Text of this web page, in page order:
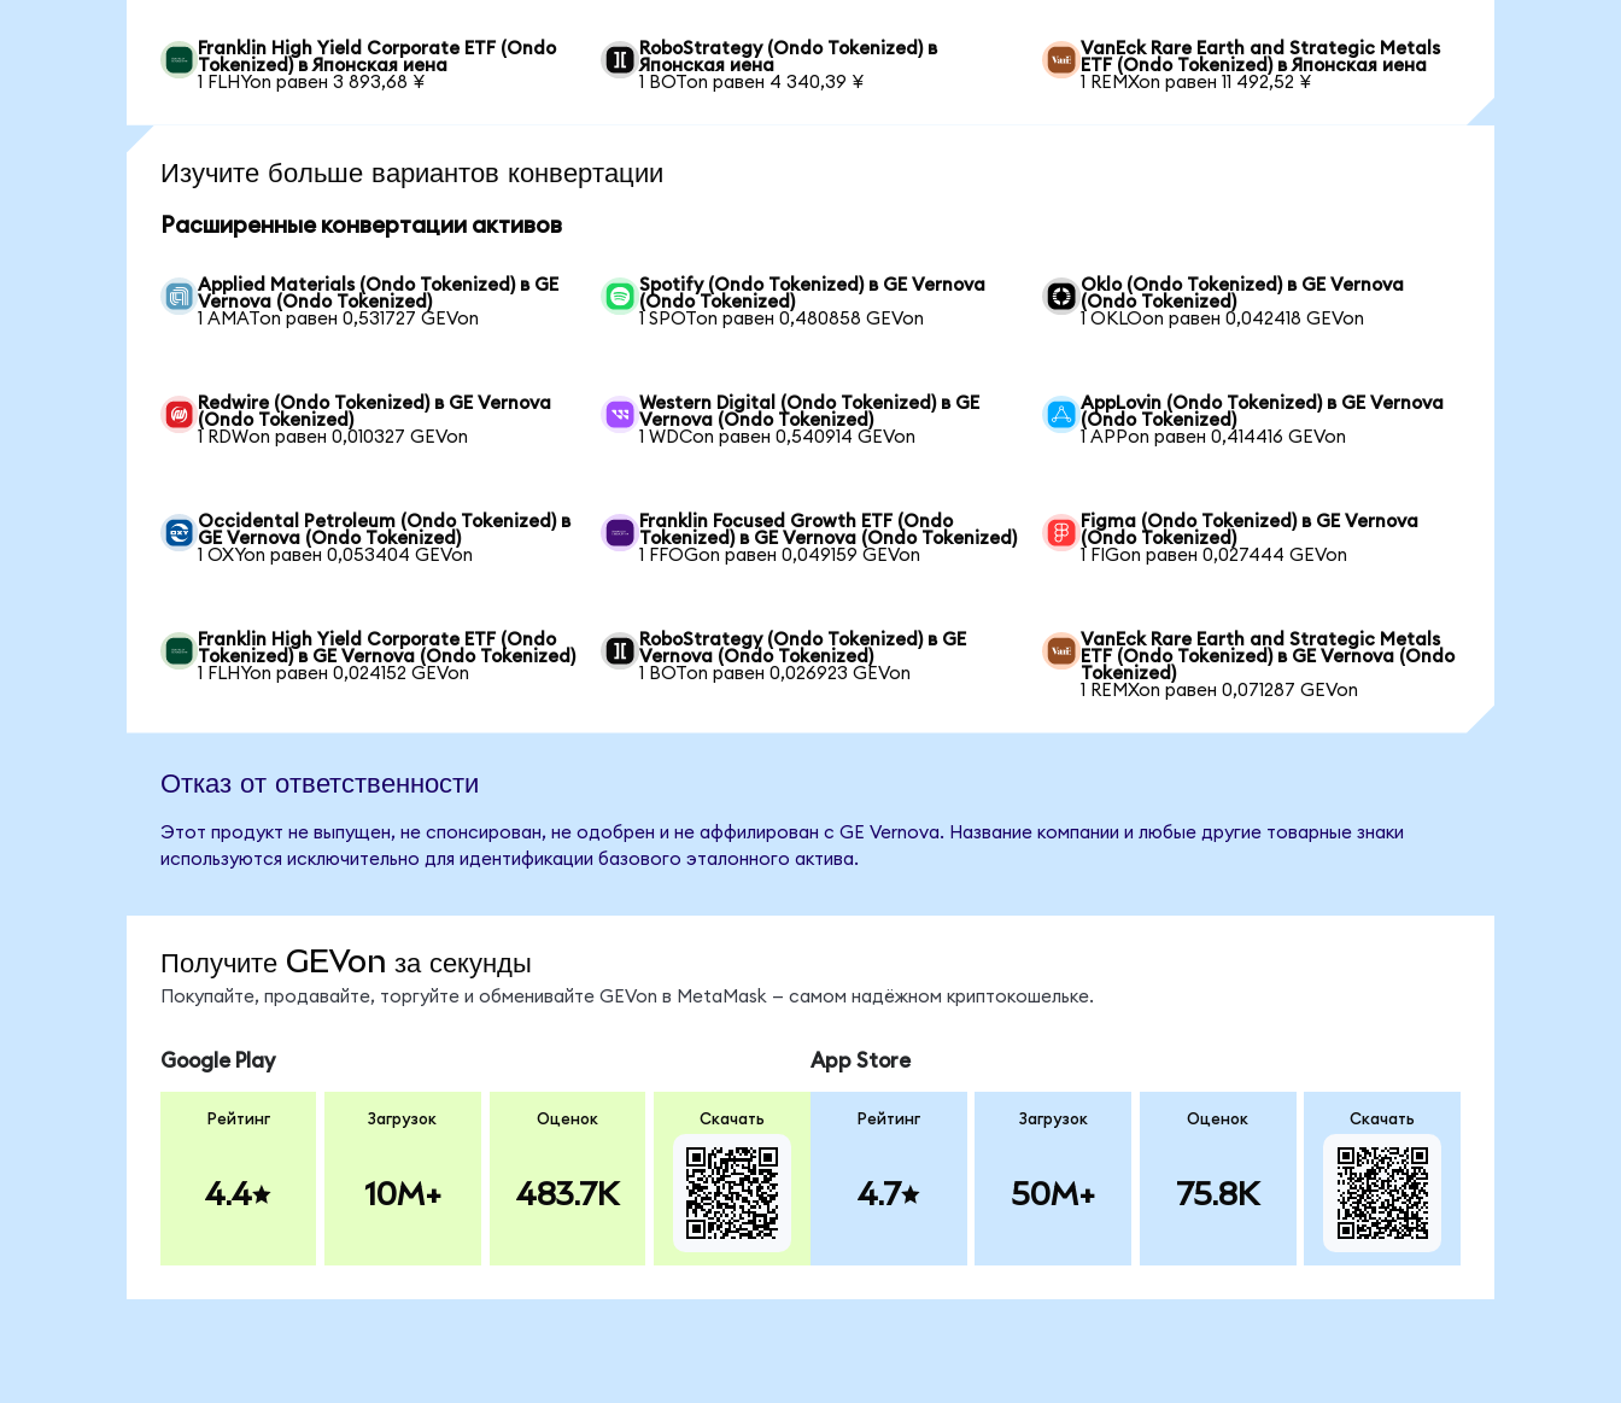
Franklin High Yield Corporate ETF (Ondo
Tokenized) в Японская иена
1 FLHYon равен 3 893,68 ¥
RoboStrategy (Ondo Tokenized) в
Японская иена
1 BOTon равен 4 340,39 ¥
VanEck Rare Earth and Strategic Metals
ETF (Ondo Tokenized) в Японская иена
1 REMXon равен 11 492,52 ¥
Изучите больше вариантов конвертации
Расширенные конвертации активов
Applied Materials (Ondo Tokenized) в GE
Vernova (Ondo Tokenized)
1 AMATon равен 0,531727 GEVon
Spotify (Ondo Tokenized) в GE Vernova
(Ondo Tokenized)
1 SPOTon равен 0,480858 GEVon
Oklo (Ondo Tokenized) в GE Vernova
(Ondo Tokenized)
1 OKLOon равен 0,042418 GEVon
Redwire (Ondo Tokenized) в GE Vernova
(Ondo Tokenized)
1 RDWon равен 0,010327 GEVon
Western Digital (Ondo Tokenized) в GE
Vernova (Ondo Tokenized)
1 WDCon равен 0,540914 GEVon
AppLovin (Ondo Tokenized) в GE Vernova
(Ondo Tokenized)
1 APPon равен 0,414416 GEVon
Occidental Petroleum (Ondo Tokenized) в
GE Vernova (Ondo Tokenized)
1 OXYon равен 0,053404 GEVon
Franklin Focused Growth ETF (Ondo
Tokenized) в GE Vernova (Ondo Tokenized)
1 FFOGon равен 0,049159 GEVon
Figma (Ondo Tokenized) в GE Vernova
(Ondo Tokenized)
1 FIGon равен 0,027444 GEVon
Franklin High Yield Corporate ETF (Ondo
Tokenized) в GE Vernova (Ondo Tokenized)
1 FLHYon равен 0,024152 GEVon
RoboStrategy (Ondo Tokenized) в GE
Vernova (Ondo Tokenized)
1 BOTon равен 0,026923 GEVon
VanEck Rare Earth and Strategic Metals
ETF (Ondo Tokenized) в GE Vernova (Ondo
Tokenized)
1 REMXon равен 0,071287 GEVon
Отказ от ответственности
Этот продукт не выпущен, не спонсирован, не одобрен и не аффилирован с GE Vernova. Название компании и любые другие товарные знаки
используются исключительно для идентификации базового эталонного актива.
Получите GEVon за секунды
Покупайте, продавайте, торгуйте и обменивайте GEVon в MetaMask — самом надёжном криптокошельке.
Google Play
Рейтинг
4.4
Загрузок
10M+
Оценок
483.7K
Скачать
App Store
Рейтинг
4.7
Загрузок
50M+
Оценок
75.8K
Скачать